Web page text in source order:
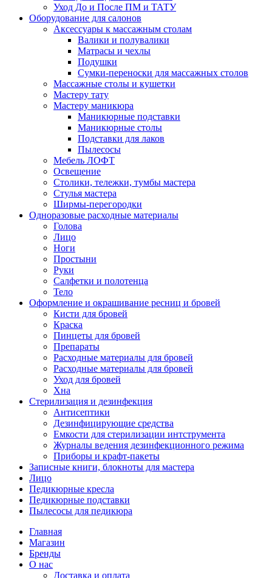
Уход До и После ПМ и ТАТУ
Оборудование для салонов
Аксессуары к массажным столам
Валики и полувалики
Матрасы и чехлы
Подушки
Сумки-переноски для массажных столов
Массажные столы и кушетки
Мастеру тату
Мастеру маникюра
Маникюрные подставки
Маникюрные столы
Подставки для лаков
Пылесосы
Мебель ЛОФТ
Освещение
Столики, тележки, тумбы мастера
Стулья мастера
Ширмы-перегородки
Одноразовые расходные материалы
Голова
Лицо
Ноги
Простыни
Руки
Салфетки и полотенца
Тело
Оформление и окрашивание ресниц и бровей
Кисти для бровей
Краска
Пинцеты для бровей
Препараты
Расходные материалы для бровей
Расходные материалы для бровей
Уход для бровей
Хна
Стерилизация и дезинфекция
Антисептики
Дезинфицирующие средства
Емкости для стерилизации интструмента
Журналы ведения дезинфекционного режима
Приборы и крафт-пакеты
Записные книги, блокноты для мастера
Лицо
Педикюрные кресла
Педикюрные подставки
Пылесосы для педикюра
Главная
Магазин
Бренды
О нас
Доставка и оплата